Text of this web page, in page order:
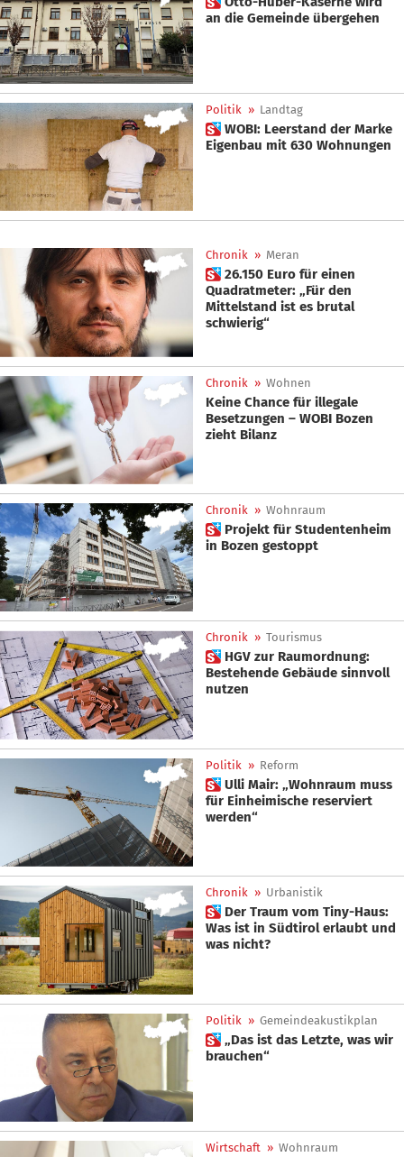
an die Gemeinde übergehen
Politik » Landtag
 WOBI: Leerstand der Marke
Eigenbau mit 630 Wohnungen
Chronik » Meran
 26.150 Euro für einen
Quadratmeter: „Für den
Mittelstand ist es brutal
schwierig“
Chronik » Wohnen
Keine Chance für illegale
Besetzungen – WOBI Bozen
zieht Bilanz
Chronik » Wohnraum
 Projekt für Studentenheim
in Bozen gestoppt
Chronik » Tourismus
 HGV zur Raumordnung:
Bestehende Gebäude sinnvoll
nutzen
Politik » Reform
 Ulli Mair: „Wohnraum muss
für Einheimische reserviert
werden“
Chronik » Urbanistik
 Der Traum vom Tiny-Haus:
Was ist in Südtirol erlaubt und
was nicht?
Politik » Gemeindeakustikplan
 „Das ist das Letzte, was wir
brauchen“
Wirtschaft » Wohnraum